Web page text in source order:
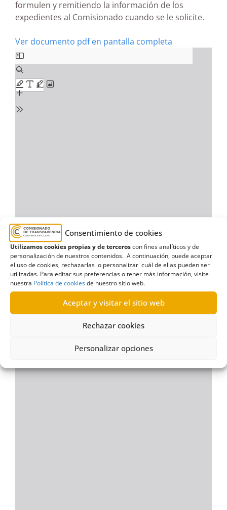
Consentimiento de cookies
Utilizamos cookies propias y de terceroscon fines analíticos y de
personalización de nuestros contenidos. A continuación, puede aceptar
el uso de cookies, rechazarlas o personalizar cuál de ellas pueden ser
utilizadas. Para editar sus preferencias o tener más información, visite
nuestra Política de cookiesde nuestro sitio web.
Aceptar y visitar el sitio web
Rechazar cookies
Personalizar opciones
formulen y remitiendo la información de los
expedientes al Comisionado cuando se le solicite.
Ver documento pdf en pantalla completa